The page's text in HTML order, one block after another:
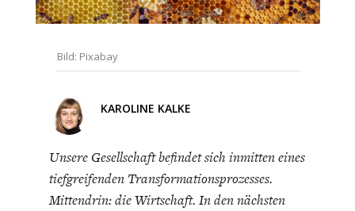
ECONOMISTS FOR FUTURE
Bild: Pixabay
KAROLINE KALKE
Unsere Gesellschaft befindet sich inmitten eines
tiefgreifenden Transformationsprozesses.
Mittendrin: die Wirtschaft. In den nächsten